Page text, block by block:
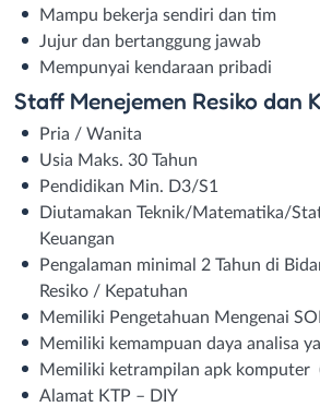
Mampu bekerja sendiri dan tim
Jujur dan bertanggung jawab
Mempunyai kendaraan pribadi
Staff Menejemen Resiko dan
Pria / Wanita
Usia Maks. 30 Tahun
Pendidikan Min. D3/S1
Diutamakan Teknik/Matematika/
Keuangan
Pengalaman minimal 2 Tahun di
Resiko / Kepatuhan
Memiliki Pengetahuan Mengenai
Memiliki kemampuan daya analisa
Memiliki ketrampilan apk komputer
Alamat KTP – DIY